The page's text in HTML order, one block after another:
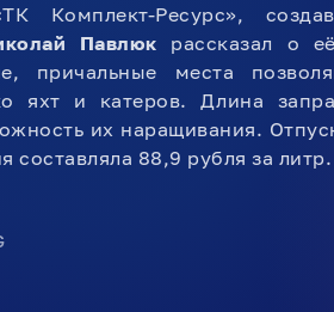
Комплект-Ресурс»,
Павлюк рассказал о
причальные места
яхт и катеров. Длина
их наращивания.
88,9 рубля за литр.